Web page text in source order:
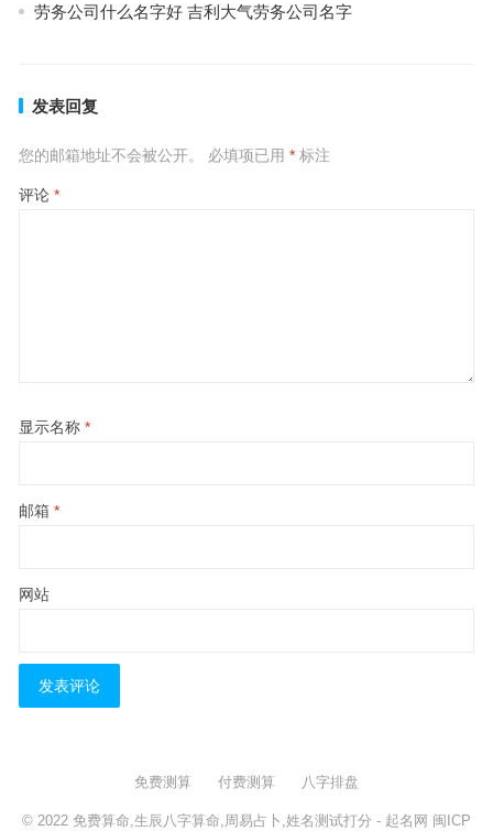
劳务公司什么名字好 吉利大气劳务公司名字
发表回复
您的邮箱地址不会被公开。 必填项已用 *标注
评论 *
显示名称 *
邮箱 *
网站
免费测算 付费测算 八字排盘
© 2022 免费算命,生辰八字算命,周易占卜,姓名测试打分 - 起名网 闽ICP